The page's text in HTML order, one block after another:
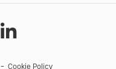
Cookie Policy